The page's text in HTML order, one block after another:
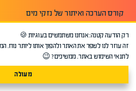
קורס הערכה ואיתור של נזקי מים
קורס הערכת אומנות ועיצוב
קורס השקעות נדלן ארצות ארה"ב
קורס יזמות עסקית והקמת עסק
רק הודעה קטנה: אנחנו משתמשים בעוגיות 🍪
זה עוזר לנו לשפר את האתר ולהפוך אותו ליותר
לתנאי השימוש באתר. ממשיכים? 😉
מעולה